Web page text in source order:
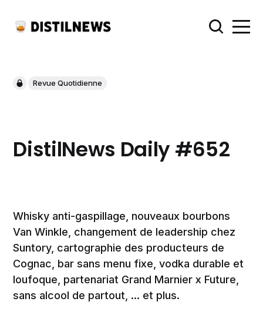
Revue Quotidienne
DistilNews Daily #652
Whisky anti-gaspillage, nouveaux bourbons
Van Winkle, changement de leadership chez
Suntory, cartographie des producteurs de
Cognac, bar sans menu fixe, vodka durable et
loufoque, partenariat Grand Marnier x Future,
sans alcool de partout, ... et plus.